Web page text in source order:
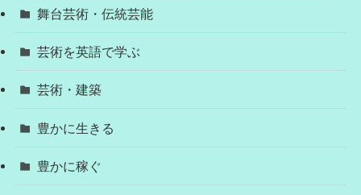
舞台芸術・伝統芸能
芸術を英語で学ぶ
芸術・建築
豊かに生きる
豊かに稼ぐ